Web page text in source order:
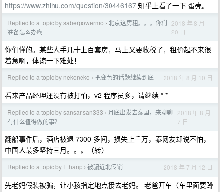
https://www.zhihu.com/question/30446167 知乎上看了一下 蛋壳。
Replied to a topic by saberpowermo › 北京这房租。。。你们
准备怎么办啊
2018 年 8 月
20 日
你们懂的。某些人手几十上百套房，马上又要收税了，租价起不来很
着急啊，体谅一下难处！
Replied to a topic by nekoneko › 把变色的话题继续到底 2018 年 8 月 10 日
看来产品经理还没有被打怕，v2 程序员多，请继续 *-*
Replied to a topic by sansansan333 › 月底出发去泰国，来聊聊
有什么值得做的事？
2018 年 8 月
7 日
翻船事件后，酒店被退 7300 多间，损失上千万，泰网友却说不怕，
中国人最多坚持三月。。。（转）
Replied to a topic by Ethanp › 被骗近北传销 2018 年 7 月 12 日
先老妈假装被骗，让小孩指定地点接去老妈。 老爸开车（车里面要蹲